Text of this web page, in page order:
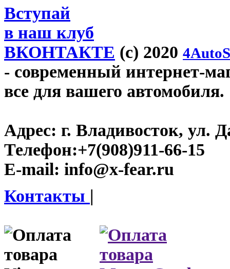
Вступай
в наш клуб
ВКОНТАКТЕ (c) 2020
- современный интернет-
все для вашего автомобиля.
Адрес: г. Владивосток, ул.
Телефон:+7(908)911-66-15
E-mail: info@x-fear.ru
Контакты |